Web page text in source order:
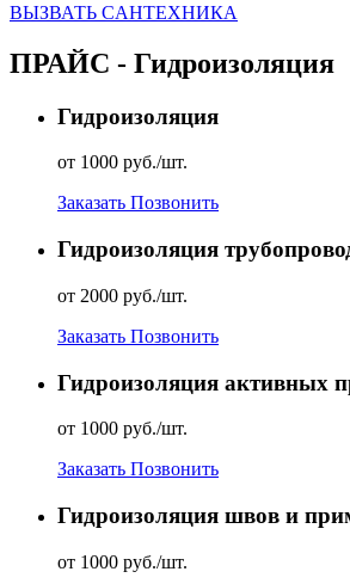
ВЫЗВАТЬ CАНТЕХНИКА
ПРАЙС - Гидроизоляция
Гидроизоляция
от 1000 руб./шт.
Заказать Позвонить
Гидроизоляция
от 2000 руб./шт.
Заказать Позвонить
Гидроизоляция активных
от 1000 руб./шт.
Заказать Позвонить
Гидроизоляция швов и
от 1000 руб./шт.